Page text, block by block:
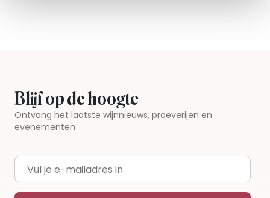
Blijf op de hoogte
Ontvang het laatste wijnnieuws, proeverijen en
evenementen
E-mailadres